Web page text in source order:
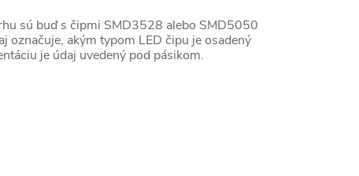
sú buď s čipmi SMD3528 alebo SMD5050
označuje, akým typom LED čipu je osadený
je údaj uvedený pod pásikom.